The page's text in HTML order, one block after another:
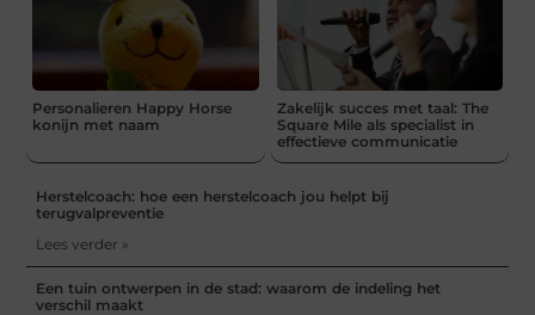
Personalieren Happy Horse
konijn met naam
Zakelijk succes met taal: The
Square Mile als specialist in
effectieve communicatie
Herstelcoach: hoe een herstelcoach jou helpt bij
terugvalpreventie
Lees verder »
Een tuin ontwerpen in de stad: waarom de indeling het
verschil maakt